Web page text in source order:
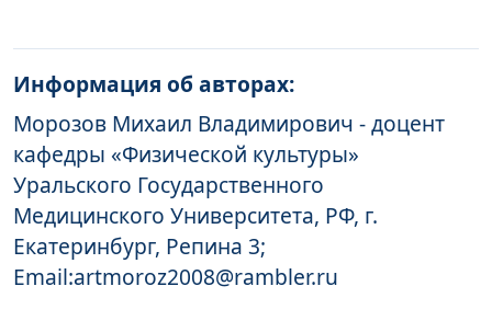
Информация об авторах:
Морозов Михаил Владимирович - доцент
кафедры «Физической культуры»
Уральского Государственного
Медицинского Университета, РФ, г.
Екатеринбург, Репина 3;
Email:artmoroz2008@rambler.ru